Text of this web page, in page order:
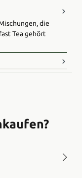
die
Tea gehört